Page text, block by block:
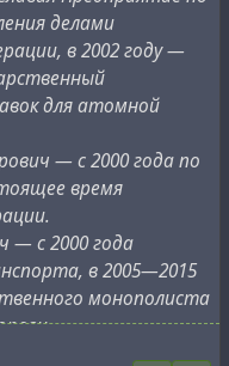
делами
в 2002 году —
для атомной
— с 2000 года по
время
— с 2000 года
в 2005—2015
монополиста